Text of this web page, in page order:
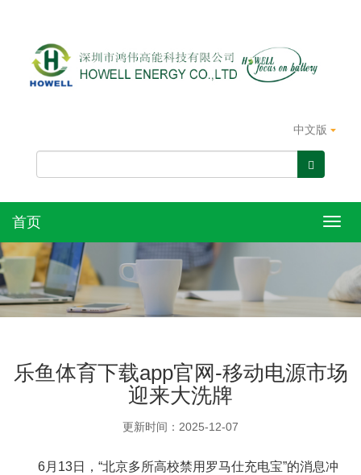
中文版
首页
乐鱼体育下载app官网-移动电源市场
迎来大洗牌
更新时间：2025-12-07
6月13日，“北京多所高校禁用罗马仕充电宝”的消息冲